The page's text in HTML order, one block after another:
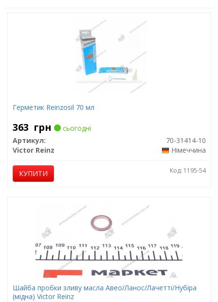
Герметик Reinzosil 70 мл
363 грн
сьогодні
Артикул:
70-31414-10
Victor Reinz
Німеччина
КУПИТИ Код: 1195-54
Шайба пробки зливу масла Авео/Ланос/Лачетті/Нубіра
(мідна) Victor Reinz